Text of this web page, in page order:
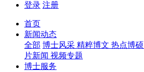
登录 注册
首页
新闻动态
全部 博士风采 精粹博文 热点博硕
片新闻 视频专题
博士服务